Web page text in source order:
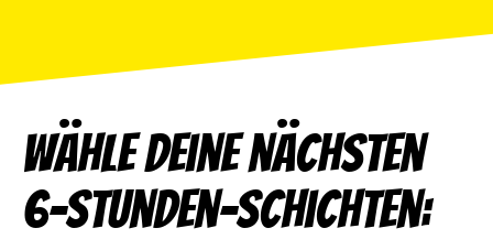
Wähle deine nächsten
6-Stunden-Schichten: